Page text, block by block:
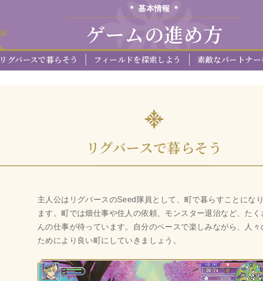
＊ 基本情報 ＊
ゲームの進め方
リグバースで暮らそう フィールドを探索しよう 素敵なパートナ
リグバースで暮らそう
主人公はリグバースのSeed隊員として、町で暮らすことにな
ます。町では畑仕事や住人の依頼、モンスター退治など、たく
んの仕事が待っています。自分のペースで楽しみながら、人々
ためにより良い町にしていきましょう。